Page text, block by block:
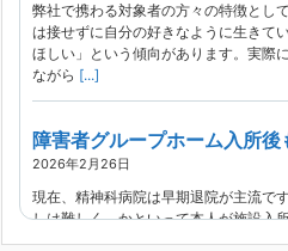
弊社で携わる対象者の方々の特徴とし
は接せずに自分の好きなように生きて
ほしい」という傾向があります。実際
ながら [...]
障害者グループホーム入所
2026年2月26日
現在、精神科病院は早期退院が主流で
しは難しく、かといって本人が施設入
見つかっていない）ような場合でも、